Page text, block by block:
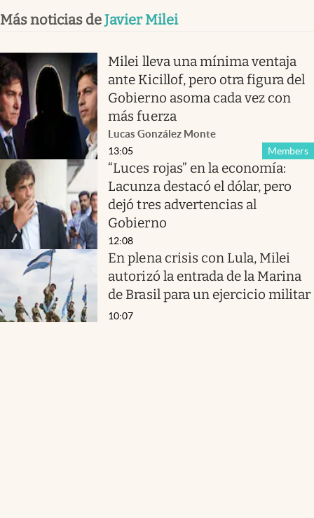
Más noticias deJavier Milei
Milei lleva una mínima ventaja
ante Kicillof, pero otra figura del
Gobierno asoma cada vez con
más fuerza
Lucas González Monte
Members
13:05
“Luces rojas” en la economía:
Lacunza destacó el dólar, pero
dejó tres advertencias al
Gobierno
12:08
En plena crisis con Lula, Milei
autorizó la entrada de la Marina
de Brasil para un ejercicio militar
10:07